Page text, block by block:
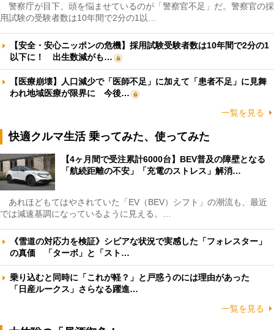
警察庁が目下、頭を悩ませているのが「警察官不足」だ。警察官の採
用試験の受験者数は10年間で2分の1以…
【安全・安心ニッポンの危機】採用試験受験者数は10年間で2分の1
以下に！ 出生数減がも…
【医療崩壊】人口減少で「医師不足」に加えて「患者不足」に見舞
われ地域医療が限界に 今後…
一覧を見る
快適クルマ生活 乗ってみた、使ってみた
【4ヶ月間で受注累計6000台】BEV普及の障壁となる
「航続距離の不安」「充電のストレス」解消…
あれほどもてはやされていた「EV（BEV）シフト」の潮流も、最近
では減速基調になっているように見える。…
《雪道の対応力を検証》シビアな状況で実感した「フォレスター」
の真価 「ターボ」と「スト…
乗り込むと同時に「これが軽？」と戸惑うのには理由があった
「日産ルークス」さらなる躍進…
一覧を見る